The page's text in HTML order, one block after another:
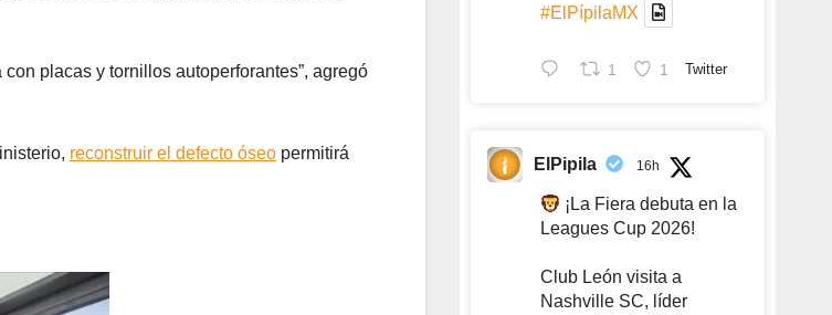
placas y tornillos autoperforantes”, agregó
reconstruir el defecto óseo permitirá
#ElPípilaMX
1 1 Twitter
ElPipila 16h
¡La Fiera debuta en la
Leagues Cup 2026!
Club León visita a
Nashville SC, líder